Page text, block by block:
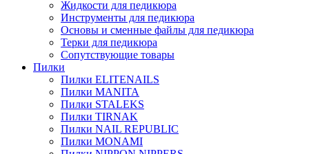
Жидкости для педикюра
Инструменты для педикюра
Основы и сменные файлы для педикюра
Терки для педикюра
Сопутствующие товары
Пилки
Пилки ELITENAILS
Пилки MANITA
Пилки STALEKS
Пилки TIRNAK
Пилки NAIL REPUBLIC
Пилки MONAMI